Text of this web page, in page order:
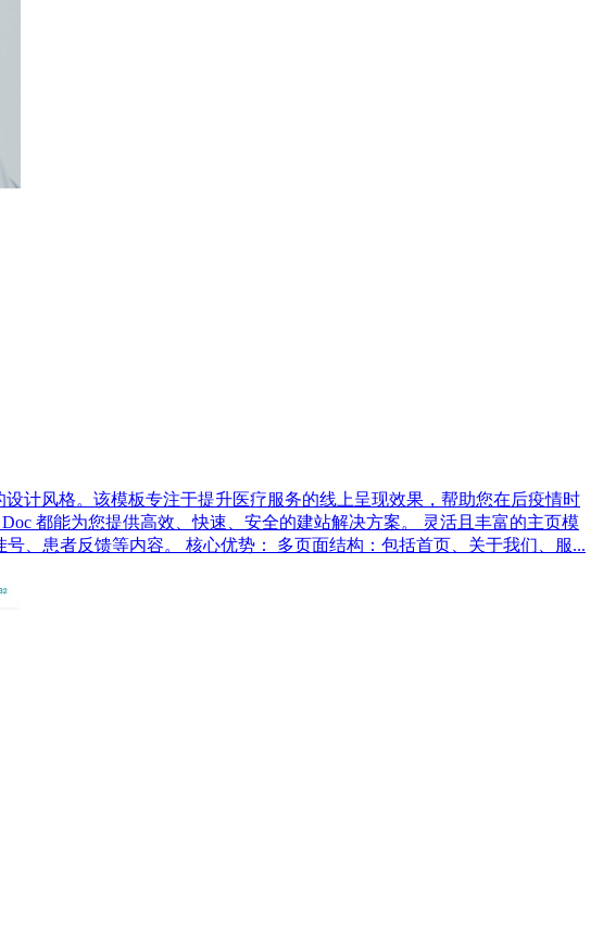
计风格。该模板专注于提升医疗服务的线上呈现效果，帮助您在后疫情时
都能为您提供高效、快速、安全的建站解决方案。 灵活且丰富的主页模
、患者反馈等内容。 核心优势： 多页面结构：包括首页、关于我们、服...